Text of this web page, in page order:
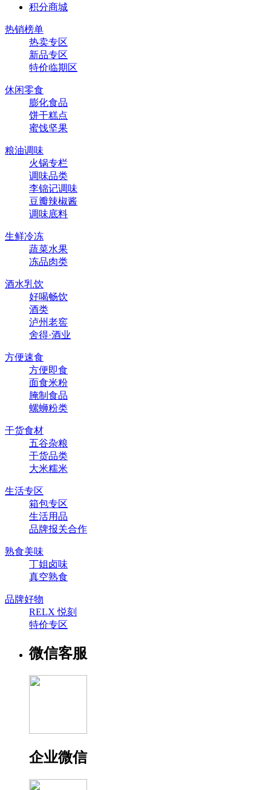
积分商城
热销榜单
热卖专区
新品专区
特价临期区
休闲零食
膨化食品
饼干糕点
蜜饯坚果
粮油调味
火锅专栏
调味品类
李锦记调味
豆瓣辣椒酱
调味底料
生鲜冷冻
蔬菜水果
冻品肉类
酒水乳饮
好喝畅饮
酒类
泸州老窖
舍得·酒业
方便速食
方便即食
面食米粉
腌制食品
螺蛳粉类
干货食材
五谷杂粮
干货品类
大米糯米
生活专区
箱包专区
生活用品
品牌报关合作
熟食美味
丁姐卤味
真空熟食
品牌好物
RELX 悦刻
特价专区
微信客服
企业微信